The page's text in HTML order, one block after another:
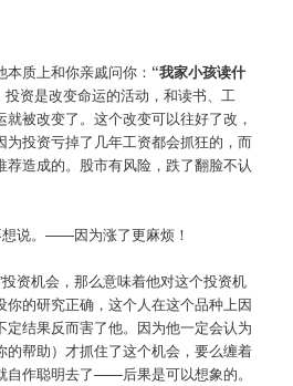
质上和你亲戚问你： “我家小孩读什
资是改变命运的活动，和读书、工
被改变了。这个改变可以往好了改，
为投资亏掉了几年工资都会抓狂的，而
造成的。股市有风险，跌了翻脸不认
想说。——因为涨了更麻烦！
资机会，那么意味着他对这个投资机
的研究正确，这个人在这个品种上因
定结果反而害了他。因为他一定会认为
的帮助）才抓住了这个机会，要么缠着
自作聪明去了——后果是可以想象的。